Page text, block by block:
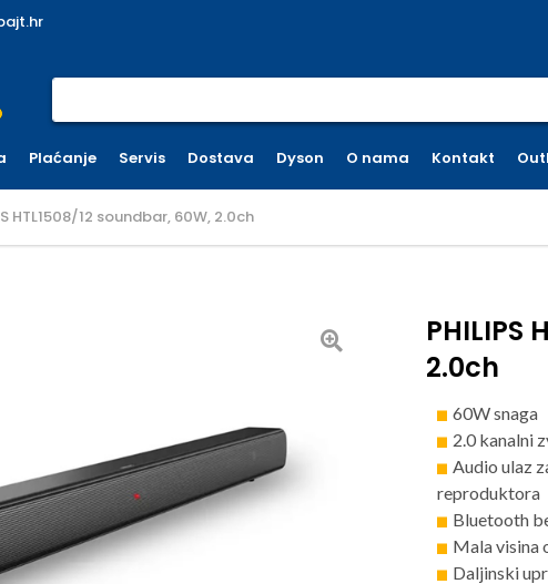
Plaćanje Servis Dostava Dyson O nama Kontakt
HTL1508/12 soundbar, 60W, 2.0ch
PHILIPS
2.0ch
60W snaga
2.0 kanalni
Audio ulaz
reproduktora
Bluetooth
Mala visina
Daljinski